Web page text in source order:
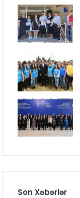
Son Xəbərlər